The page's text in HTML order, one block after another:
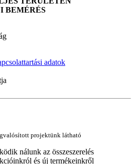
BEMÉRÉS
adatok
projektünk látható
nálunk az összeszerelés
és új termékeinkről